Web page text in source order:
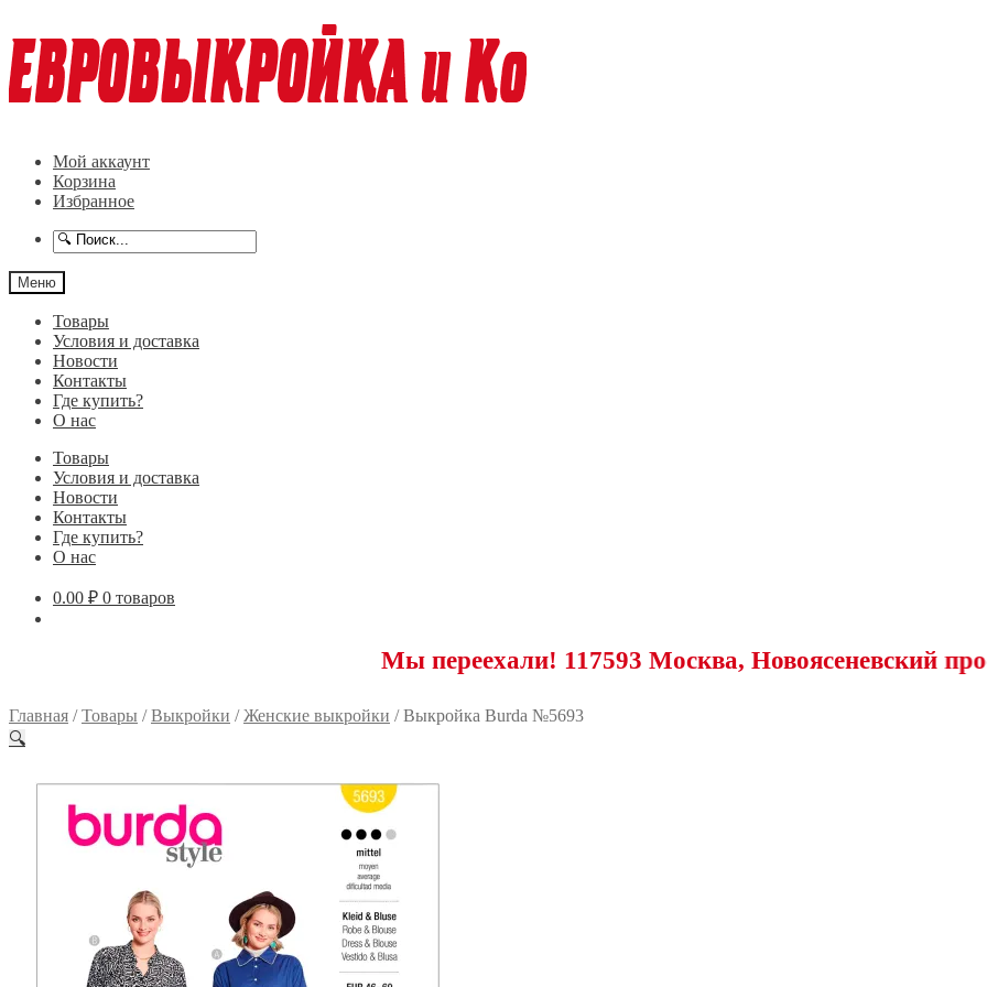
к
навигации
к
содержимому
Мой аккаунт
Корзина
Избранное
Меню
Товары
Условия и доставка
Новости
Контакты
Где купить?
О нас
Товары
Условия и доставка
Новости
Контакты
Где купить?
О нас
0.00 ₽ 0 товаров
Мы переехали! 117593 Москва, Новоясеневский проспект,
Главная /Товары /Выкройки /Женские выкройки /Выкройка Burda №5693
🔍